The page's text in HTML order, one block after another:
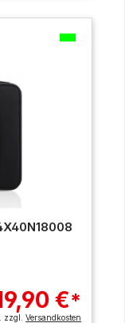
€*
zzgl.Versandkosten